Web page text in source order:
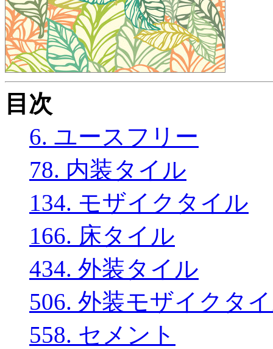
目次
6. ユースフリー
78. 内装タイル
134. モザイクタイル
166. 床タイル
434. 外装タイル
506. 外装モザイクタ
558. セメント